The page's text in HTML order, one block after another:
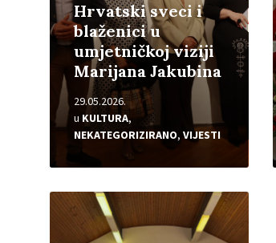
Hrvatski sveci i
blaženici u
umjetničkoj viziji
Marijana Jakubina
29.05.2026.
u KULTURA,
NEKATEGORIZIRANO, VIJESTI
Pročitajte